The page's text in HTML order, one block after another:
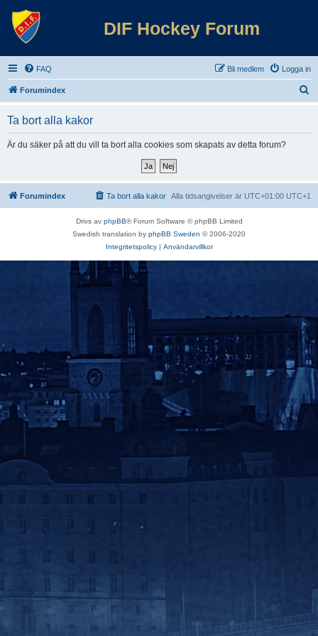
DIF Hockey Forum
FAQ Logga in
Bli medlem
Forumindex
Ta bort alla kakor
Är du säker på att du vill ta bort alla cookies som skapats av detta forum?
Forumindex Alla tidsangivelser är UTC+01:00 UTC+1
Ta bort alla kakor
Drivs av phpBB® Forum Software © phpBB Limited
Swedish translation by phpBB Sweden © 2006-2020
Integritetspolicy| Användarvillkor